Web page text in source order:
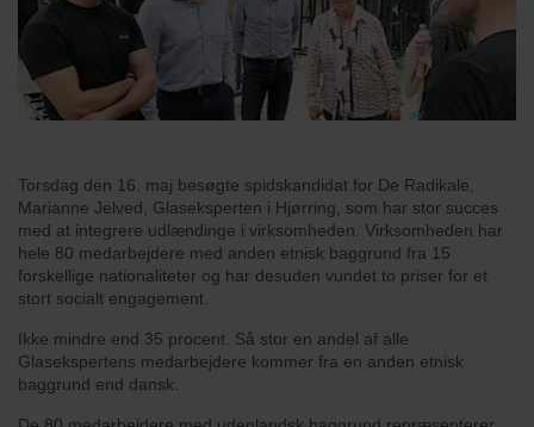
Torsdag den 16. maj besøgte spidskandidat for De Radikale,
Marianne Jelved, Glaseksperten i Hjørring, som har stor succes
med at integrere udlændinge i virksomheden. Virksomheden har
hele 80 medarbejdere med anden etnisk baggrund fra 15
forskellige nationaliteter og har desuden vundet to priser for et
stort socialt engagement.
Ikke mindre end 35 procent. Så stor en andel af alle
Glasekspertens medarbejdere kommer fra en anden etnisk
baggrund end dansk.